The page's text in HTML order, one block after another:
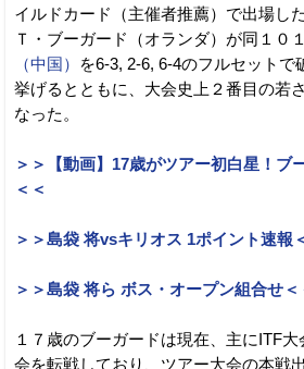
イルドカード（主催者推薦）で出場し
Ｔ・ブーガード（オランダ）が同１０
（中国）
を6-3, 2-6, 6-4のフルセットで
挙げるとともに、大会史上２番目の若
なった。
＞＞【動画】17歳がツアー初白星！ブ
＜＜
＞＞島袋 将vsキリオス 1ポイント速報
＞＞島袋 将ら ボス・オープン組合せ＜
１７歳のブーガードは現在、主にITF
会を転戦しており、ツアー大会の本戦